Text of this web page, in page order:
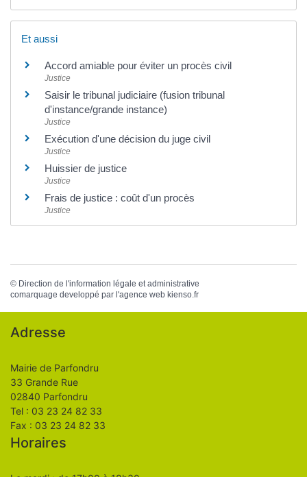
Et aussi
Accord amiable pour éviter un procès civil
Justice
Saisir le tribunal judiciaire (fusion tribunal
d'instance/grande instance)
Justice
Exécution d'une décision du juge civil
Justice
Huissier de justice
Justice
Frais de justice : coût d'un procès
Justice
© Direction de l'information légale et administrative
comarquage developpé par l'agence web kienso.fr
Adresse
Mairie de Parfondru
33 Grande Rue
02840 Parfondru
Tel : 03 23 24 82 33
Fax : 03 23 24 82 33
Horaires